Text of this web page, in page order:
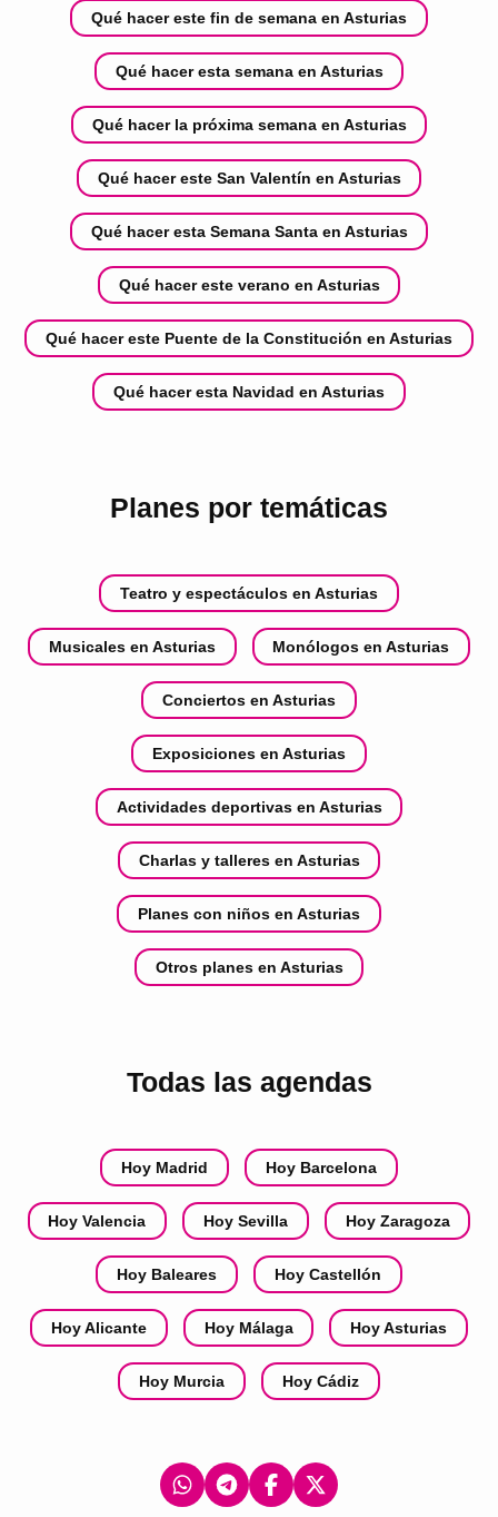
Qué hacer este fin de semana en Asturias
Qué hacer esta semana en Asturias
Qué hacer la próxima semana en Asturias
Qué hacer este San Valentín en Asturias
Qué hacer esta Semana Santa en Asturias
Qué hacer este verano en Asturias
Qué hacer este Puente de la Constitución en Asturias
Qué hacer esta Navidad en Asturias
Planes por temáticas
Teatro y espectáculos en Asturias
Musicales en Asturias Monólogos en Asturias
Conciertos en Asturias
Exposiciones en Asturias
Actividades deportivas en Asturias
Charlas y talleres en Asturias
Planes con niños en Asturias
Otros planes en Asturias
Todas las agendas
Hoy Madrid Hoy Barcelona
Hoy Valencia Hoy Sevilla Hoy Zaragoza
Hoy Baleares Hoy Castellón
Hoy Alicante Hoy Málaga Hoy Asturias
Hoy Murcia Hoy Cádiz